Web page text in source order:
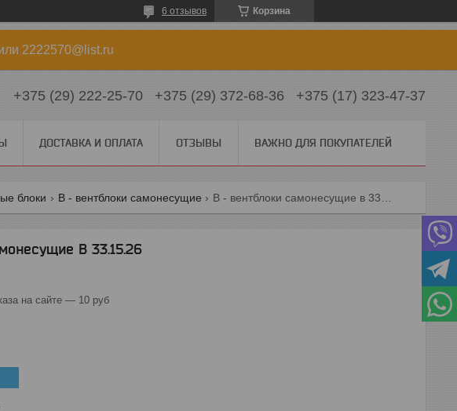
Корзина
6 отзывов
2222570@list.ru
+375 (29) 222-25-70 +375 (29) 372-68-36 +375 (17) 323-47-37
ДОСТАВКА И ОПЛАТА ОТЗЫВЫ ВАЖНО ДЛЯ ПОКУПАТЕЛЕЙ
блоки В - вентблоки самонесущие
В 33.15.26
на сайте — 10 руб